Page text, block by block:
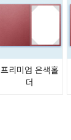
프리미엄 은색홀
더